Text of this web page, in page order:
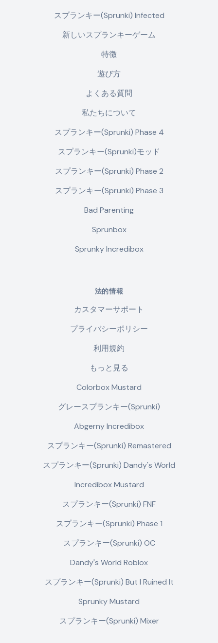
スプランキー(Sprunki) Infected
新しいスプランキーゲーム
特徴
遊び方
よくある質問
私たちについて
スプランキー(Sprunki) Phase 4
スプランキー(Sprunki)モッド
スプランキー(Sprunki) Phase 2
スプランキー(Sprunki) Phase 3
Bad Parenting
Sprunbox
Sprunky Incredibox
法的情報
カスタマーサポート
プライバシーポリシー
利用規約
もっと見る
Colorbox Mustard
グレースプランキー(Sprunki)
Abgerny Incredibox
スプランキー(Sprunki) Remastered
スプランキー(Sprunki) Dandy's World
Incredibox Mustard
スプランキー(Sprunki) FNF
スプランキー(Sprunki) Phase 1
スプランキー(Sprunki) OC
Dandy's World Roblox
スプランキー(Sprunki) But I Ruined It
Sprunky Mustard
スプランキー(Sprunki) Mixer